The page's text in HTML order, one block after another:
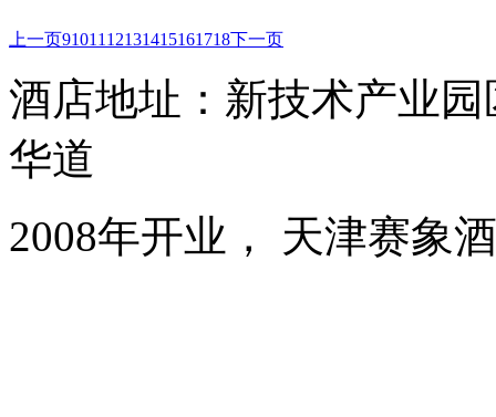
上一页91011 12131415161718下一页
酒店地址：新技术产业
华道
2008年开业， 天津赛